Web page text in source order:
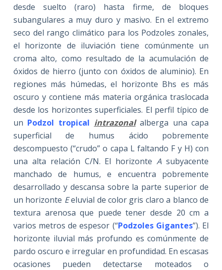
desde suelto (raro) hasta firme, de bloques
subangulares a muy duro y masivo. En el extremo
seco del rango climático para los Podzoles zonales,
el horizonte de iluviación tiene comúnmente un
croma alto, como resultado de la acumulación de
óxidos de hierro (junto con óxidos de aluminio). En
regiones más húmedas, el horizonte Bhs es más
oscuro y contiene más materia orgánica traslocada
desde los horizontes superficiales. El perfil típico de
un Podzol tropical intrazonal alberga una capa
superficial de humus ácido pobremente
descompuesto (“crudo” o capa L faltando F y H) con
una alta relación C/N. El horizonteAsubyacente
manchado de humus, e encuentra pobremente
desarrollado y descansa sobre la parte superior de
un horizonte Eeluvial de color gris claro a blanco de
textura arenosa que puede tener desde 20 cm a
varios metros de espesor (“Podzoles Gigantes”). El
horizonte iluvial más profundo es comúnmente de
pardo oscuro e irregular en profundidad. En escasas
ocasiones pueden detectarse moteados o